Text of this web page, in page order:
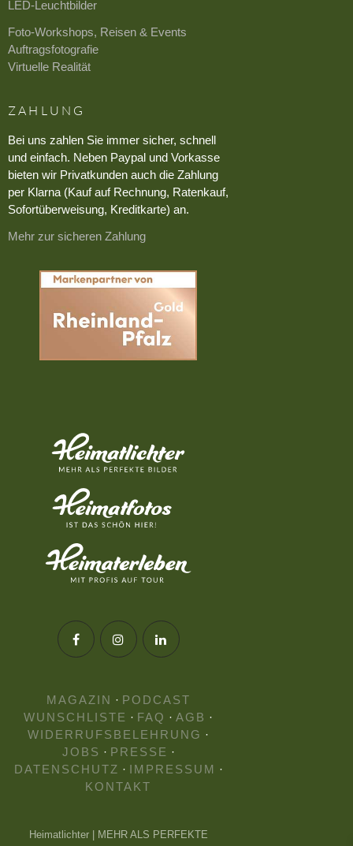
LED-Leuchtbilder
Foto-Workshops, Reisen & Events
Auftragsfotografie
Virtuelle Realität
ZAHLUNG
Bei uns zahlen Sie immer sicher, schnell
und einfach. Neben Paypal und Vorkasse
bieten wir Privatkunden auch die Zahlung
per Klarna (Kauf auf Rechnung, Ratenkauf,
Sofortüberweisung, Kreditkarte) an.
Mehr zur sicheren Zahlung
MAGAZIN · PODCAST
WUNSCHLISTE · FAQ · AGB ·
WIDERRUFSBELEHRUNG ·
JOBS · PRESSE ·
DATENSCHUTZ · IMPRESSUM ·
KONTAKT
Heimatlichter | MEHR ALS PERFEKTE